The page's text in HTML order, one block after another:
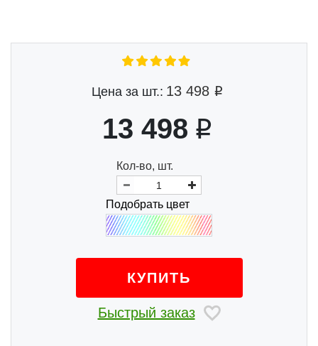
Цена за шт.: 13 498
13 498
Кол-во, шт.
Подобрать цвет
КУПИТЬ
Быстрый заказ